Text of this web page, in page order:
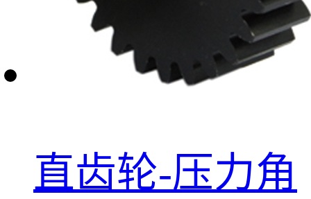
直齿轮-压力角